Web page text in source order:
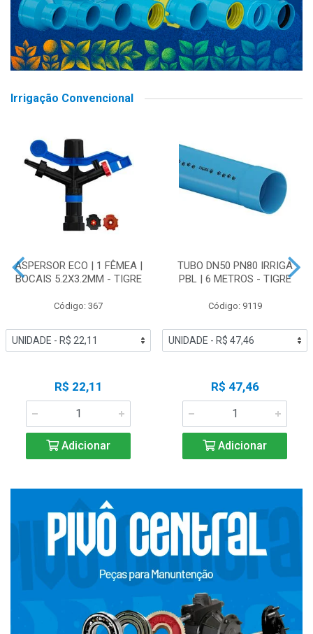
Irrigação Convencional
ASPERSOR ECO | 1 FÊMEA |
BOCAIS 5.2X3.2MM - TIGRE
Código: 367
R$ 22,11
Adicionar
TUBO DN50 PN80 IRRIGA
PBL | 6 METROS - TIGRE
Código: 9119
R$ 47,46
Adicionar